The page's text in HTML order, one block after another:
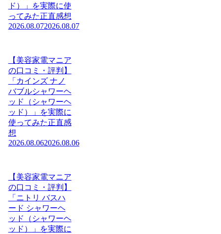
ド）」を実際に使
ってみた正直感想
2026.08.072026.08.07
【美容家電マニア
の口コミ・評判】
「カインズ ナノ
バブルシャワーヘ
ッド（シャワーヘ
ッド）」を実際に
使ってみた正直感
想
2026.08.062026.08.06
【美容家電マニア
の口コミ・評判】
「ニトリ バスハ
ード シャワーヘ
ッド（シャワーヘ
ッド）」を実際に